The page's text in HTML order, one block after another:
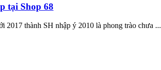
tại Shop 68
thành SH nhập ý 2010 là phong trào chưa ...